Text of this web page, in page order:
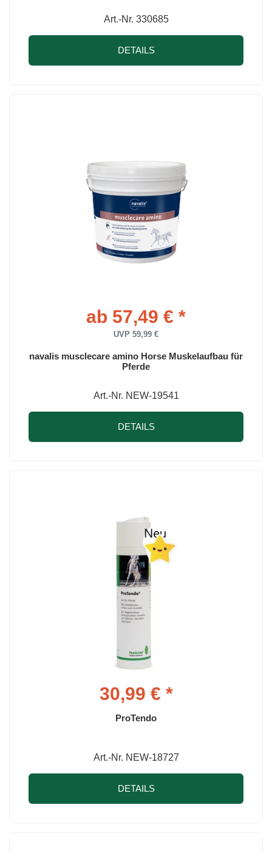
Art.-Nr. 330685
DETAILS
ab 57,49 € *
UVP 59,99 €
navalis musclecare amino Horse Muskelaufbau für
Pferde
Art.-Nr. NEW-19541
DETAILS
30,99 € *
ProTendo
Art.-Nr. NEW-18727
DETAILS